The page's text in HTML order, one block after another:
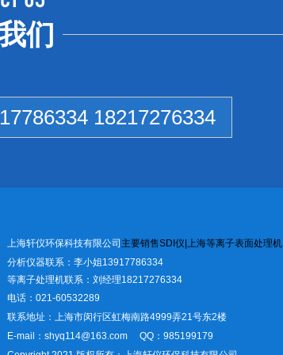
们
18217276334
上海轩仪环保科技有限公司 主要销售SD 仪 上海等离子表面处理机|
分析仪器联系：李小姐13917786334
等离子处理机联系：刘经理18217276334
电话：021-60532289
联系地址：上海市闵行区虹梅南路4999弄21号东2楼
E-mail：shyq114@163.com
QQ：985199179